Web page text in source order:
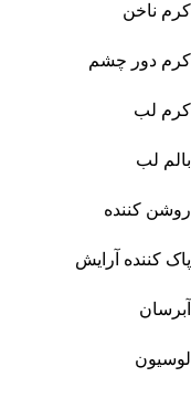
کرم ناخن
کرم دور چشم
کرم لب
بالم لب
روشن کننده
پاک کننده آرایش
آبرسان
لوسیون